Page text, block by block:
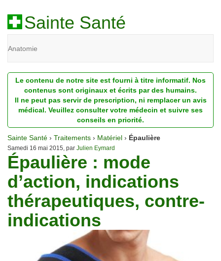
Sainte Santé
Anatomie
Diagnostic
Dossiers
Homéopathie
Nutrition
Pathologie
Psychologie
Recherches
Traitements
Le contenu de notre site est fourni à titre informatif. Nos
contenus sont originaux et écrits par des humains.
Il ne peut pas servir de prescription, ni remplacer un avis
médical. Veuillez consulter votre médecin et suivre ses
conseils en priorité.
Sainte Santé › Traitements › Matériel › Épaulière
Samedi 16 mai 2015, par Julien Eymard
Épaulière : mode
d’action, indications
thérapeutiques, contre-
indications